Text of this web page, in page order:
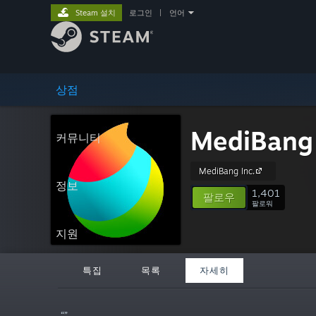
상점
커뮤니티
정보
지원
Steam 설치 로그인 언어
MediBang Inc.
팔로우 1,401
팔로워
특집 목록 자세히